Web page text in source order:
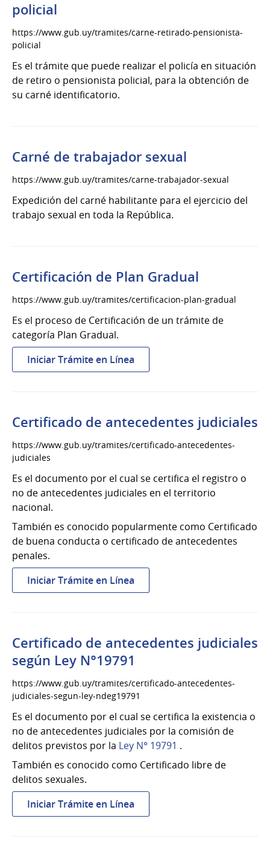
residencia
policial
https://www.gub.uy/tramites/carne-retirado-pensionista-
policial
Es el trámite que puede realizar el policía en situación
de retiro o pensionista policial, para la obtención de
su carné identificatorio.
Carné de trabajador sexual
https://www.gub.uy/tramites/carne-trabajador-sexual
Expedición del carné habilitante para el ejercicio del
trabajo sexual en toda la República.
Certificación de Plan Gradual
https://www.gub.uy/tramites/certificacion-plan-gradual
Es el proceso de Certificación de un trámite de
categoría Plan Gradual.
Iniciar Trámite en Línea
Certificación
Gradual
Certificado de antecedentes judiciales
https://www.gub.uy/tramites/certificado-antecedentes-
judiciales
Es el documento por el cual se certifica el registro o
no de antecedentes judiciales en el territorio
nacional.
También es conocido popularmente como Certificado
de buena conducta o certificado de antecedentes
penales.
Iniciar Trámite en Línea
Certificado
judiciales
Certificado de antecedentes judiciales
según Ley N°19791
https://www.gub.uy/tramites/certificado-antecedentes-
judiciales-segun-ley-ndeg19791
Es el documento por el cual se certifica la existencia o
no de antecedentes judiciales por la comisión de
delitos previstos por la Ley N° 19791 .
También es conocido como Certificado libre de
delitos sexuales.
Iniciar Trámite en Línea
Certificado